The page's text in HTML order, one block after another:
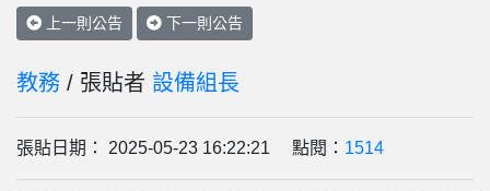
上一則公告 下一則公告
教務 / 張貼者 設備組長
張貼日期： 2025-05-23 16:22:21 點閱： 1514